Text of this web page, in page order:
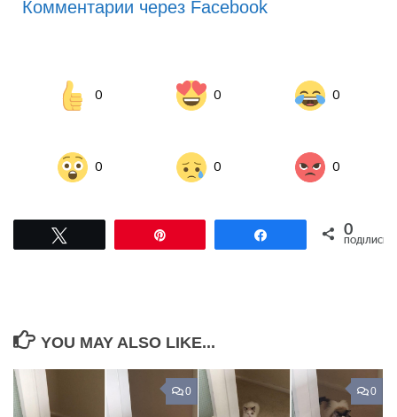
Комментарии через Facebook
0 0 0
0 0 0
Поділитися0
ПОДІЛИСЬ
YOU MAY ALSO LIKE...
0 0